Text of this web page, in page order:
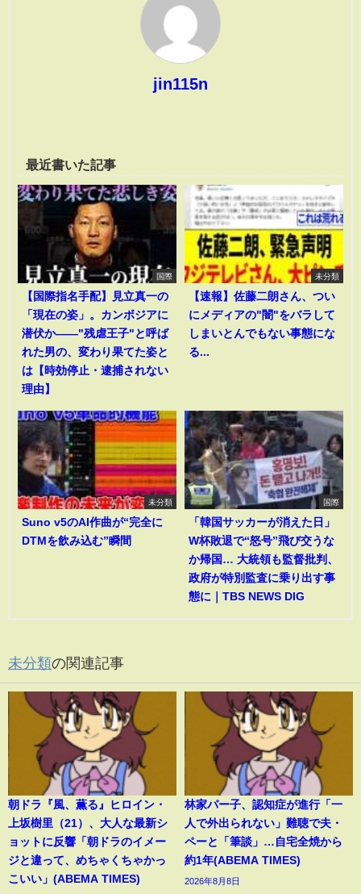
jin115n
最近書いた記事
国際
【国際指名手配】見立真一の
「現在の姿」。カンボジアに
潜伏か――"残虐王子"と呼ば
れた男の、変わり果てた姿と
は【時効停止・逮捕されない
理由】
未分類
【速報】佐藤二朗さん、つい
にメディアの"闇"をバラして
しまいとんでもない事態にな
る...
未分類
Suno v5のAI作曲が“完全に
DTMを飲み込む”瞬間
国際
「韓国サッカーが消えた日」
W杯敗退で“怒号”飛び交うな
か帰国… 大統領も監督批判、
政府が特別監査に乗り出す事
態に｜TBS NEWS DIG
未分類の関連記事
朝ドラ『風、薫る』ヒロイン・
上坂樹里（21）、大人な最新シ
ョットに反響「朝ドラのイメー
ジと違って、めちゃくちゃかっ
こいい」(ABEMA TIMES)
林家パー子、認知症が進行「一
人で外出られない」難聴で夫・
ペーと「筆談」…自宅全焼から
約1年(ABEMA TIMES)
2026年8月8日